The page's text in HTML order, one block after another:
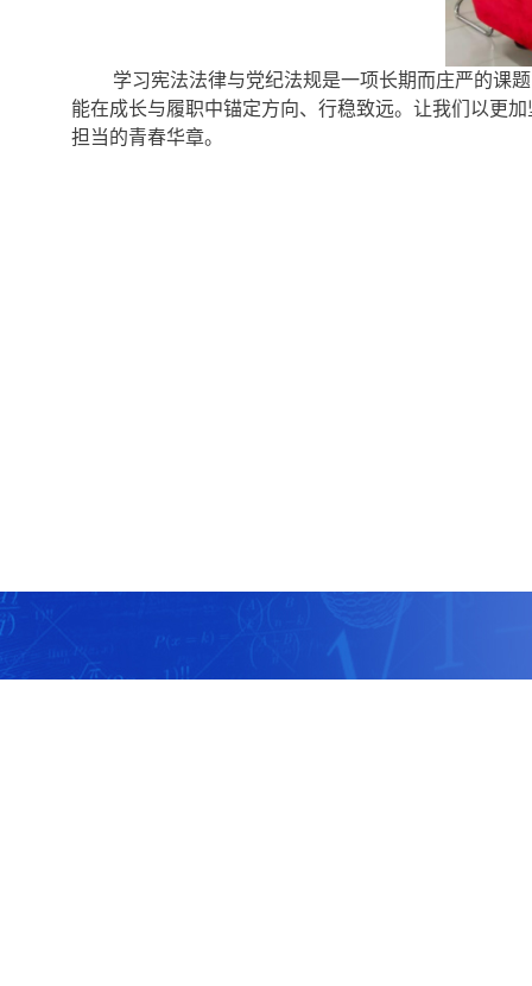
学习宪法法律与党纪法规是一项长期而庄严的课
能在成长与履职中锚定方向、行稳致远。让我们以更
担当的青春华章。